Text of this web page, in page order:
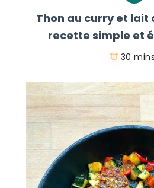
Thon au curry et lait
recette simple et
30 mins